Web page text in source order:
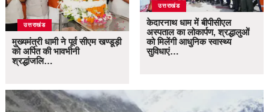
उत्तराखंड
मुख्यमंत्री धामी ने पूर्व सीएम खण्डूड़ी
को अर्पित की भावभीनी
श्रद्धांजलि…
उत्तराखंड
केदारनाथ धाम में बीपीसीएल
अस्पताल का लोकार्पण, श्रद्धालुओं
को मिलेंगी आधुनिक स्वास्थ्य
सुविधाएं…